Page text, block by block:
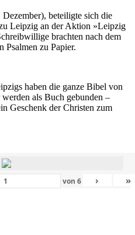
beteiligte sich die
Leipzig an der Aktion »Leipzig
brachten nach dem
Psalmen zu Papier.
haben die ganze Bibel von
als Buch gebunden –
Geschenk der Christen zum
von 6 › »